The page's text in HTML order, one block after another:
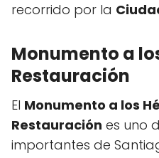
recorrido por la
Monumento a
Restauración
El Monumento a los
Restauración es uno
importantes de